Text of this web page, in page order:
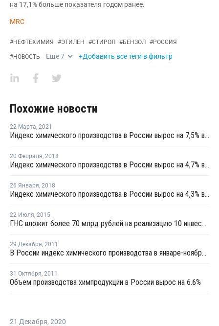
на 17,1% больше показателя годом ранее.
MRC
#НЕФТЕХИМИЯ #ЭТИЛЕН #СТИРОЛ #БЕНЗОЛ #РОССИЯ
#НОВОСТЬ Еще7 +Добавить все теги в фильтр
Похожие новости
22 Марта, 2021
Индекс химического производства в России вырос на 7,5% в январе - феврале
20 Февраля, 2018
Индекс химического производства в России вырос на 4,7% в январе
26 Января, 2018
Индекс химического производства в России вырос на 4,3% в 2017 году
22 Июля, 2015
ГНС вложит более 70 млрд рублей на реализацию 10 инвестпроектов
29 Декабря, 2011
В России индекс химического производства в январе-ноябре вырос на 5.6%
31 Октября, 2011
Объем производства химпродукции в России вырос на 6.6%
21 Декабря, 2020